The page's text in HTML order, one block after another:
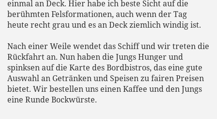
einmal an Deck. Hier habe ich beste Sicht auf die
berühmten Felsformationen, auch wenn der Tag
heute recht grau und es an Deck ziemlich windig ist.
Nach einer Weile wendet das Schiff und wir treten die
Rückfahrt an. Nun haben die Jungs Hunger und
spinksen auf die Karte des Bordbistros, das eine gute
Auswahl an Getränken und Speisen zu fairen Preisen
bietet. Wir bestellen uns einen Kaffee und den Jungs
eine Runde Bockwürste.